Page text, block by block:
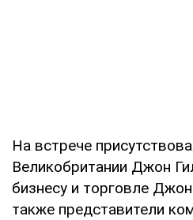
На встрече
Великобритании Джон
бизнесу и торговле
также представители